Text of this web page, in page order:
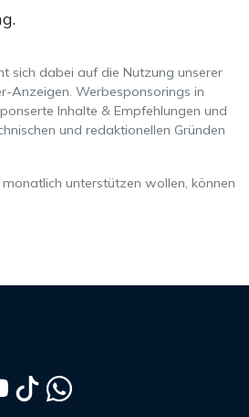
sich dabei auf die Nutzung unserer
Anzeigen. Werbesponsorings in
Inhalte & Empfehlungen und
und redaktionellen Gründen
unterstützen wollen, können